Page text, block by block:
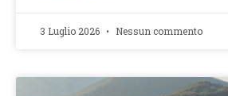
3 Luglio 2026 Nessun commento